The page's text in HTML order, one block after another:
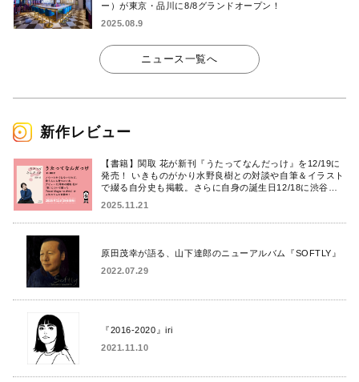
ー）が東京・品川に8/8グランドオープン！
2025.08.9
ニュース一覧へ
新作レビュー
【書籍】関取 花が新刊『うたってなんだっけ』を12/19に
発売！ いきものがかり水野良樹との対談や自筆＆イラスト
で綴る自分史も掲載。さらに自身の誕生日12/18に渋谷で
出版記念イベントを開催！
2025.11.21
原田茂幸が語る、山下達郎のニューアルバム『SOFTLY』
2022.07.29
『2016-2020』iri
2021.11.10